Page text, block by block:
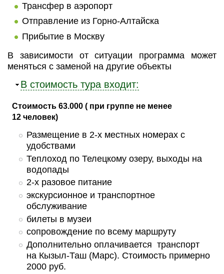
Трансфер в аэропорт
Отправление из Горно-Алтайска
Прибытие в Москву
В зависимости от ситуации программа может
меняться с заменой на другие объекты
Убрать
В стоимость тура входит:
Стоимость 63.000 ( при группе не менее
12 человек)
Размещение в 2-х местных номерах с
удобствами
Теплоход по Телецкому озеру, выходы на
водопады
2-х разовое питание
экскурсионное и транспортное
обслуживание
билеты в музеи
сопровождение по всему маршруту
Дополнительно оплачивается транспорт
на Кызыл-Таш (Марс). Стоимость примерно
2000 руб.